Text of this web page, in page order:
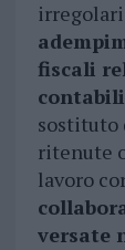
fiscali
contabili
sostituto
ritenute
lavoro
versate